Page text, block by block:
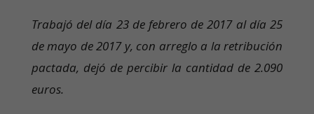
Trabajó del día 23 de febrero de 2017 al día 25
de mayo de 2017 y, con arreglo a la retribución
pactada, dejó de percibir la cantidad de 2.090
euros.